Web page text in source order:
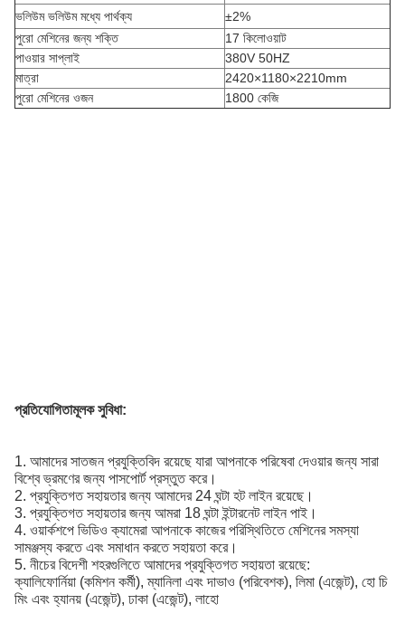
ভলিউম ভলিউম মধ্যে পার্থক্য
±2%
পুরো মেশিনের জন্য শক্তি
17 কিলোওয়াট
পাওয়ার সাপ্লাই
380V 50HZ
মাত্রা
2420×1180×2210mm
পুরো মেশিনের ওজন
1800 কেজি
প্রতিযোগিতামূলক সুবিধা:
1. আমাদের সাতজন প্রযুক্তিবিদ রয়েছে যারা আপনাকে পরিষেবা দেওয়ার জন্য সারা
বিশ্বে ভ্রমণের জন্য পাসপোর্ট প্রস্তুত করে।
2. প্রযুক্তিগত সহায়তার জন্য আমাদের 24 ঘন্টা হট লাইন রয়েছে।
3. প্রযুক্তিগত সহায়তার জন্য আমরা 18 ঘন্টা ইন্টারনেট লাইন পাই।
4. ওয়ার্কশপে ভিডিও ক্যামেরা আপনাকে কাজের পরিস্থিতিতে মেশিনের সমস্যা
সামঞ্জস্য করতে এবং সমাধান করতে সহায়তা করে।
5. নীচের বিদেশী শহরগুলিতে আমাদের প্রযুক্তিগত সহায়তা রয়েছে:
ক্যালিফোর্নিয়া (কমিশন কর্মী), ম্যানিলা এবং দাভাও (পরিবেশক), লিমা (এজেন্ট), হো চি
মিং এবং হ্যানয় (এজেন্ট), ঢাকা (এজেন্ট), লাহো